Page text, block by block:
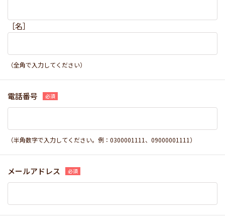
［名］
（全角で入力してください）
電話番号
（半角数字で入力してください。例：0300001111、09000001111）
メールアドレス